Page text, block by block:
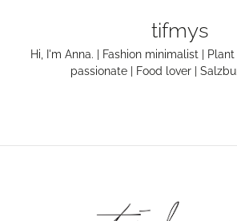
tifmys
Hi, I'm Anna. | Fashion minimalist |
passionate | Food lover |